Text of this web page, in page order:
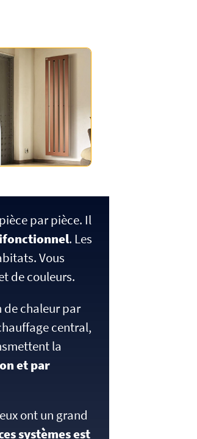
par pièce. Il
. Les
Vous
de couleurs.
de chaleur par
central,
la
et par
ont un grand
systèmes est